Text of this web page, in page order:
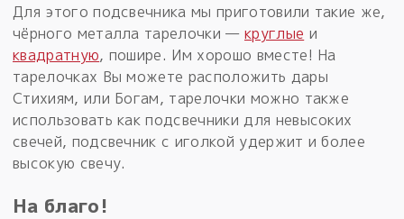
Для этого подсвечника мы приготовили такие же,
чёрного металла тарелочки — круглые и
квадратную, пошире. Им хорошо вместе! На
тарелочках Вы можете расположить дары
Стихиям, или Богам, тарелочки можно также
использовать как подсвечники для невысоких
свечей, подсвечник с иголкой удержит и более
высокую свечу.
На благо!